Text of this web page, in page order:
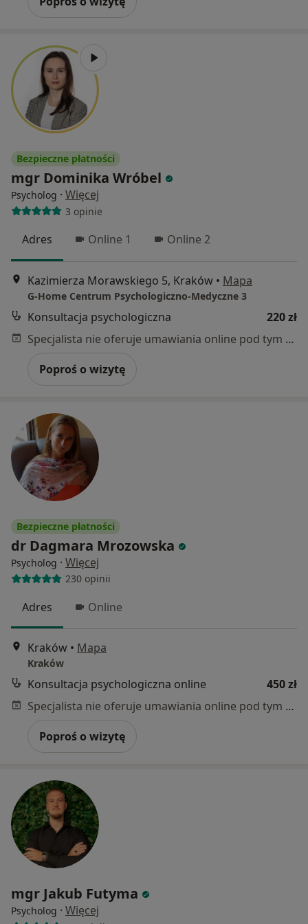
Bezpieczne płatności
mgr Dominika Wróbel
Psycholog · Więcej
3 opinie
Adres Online 1 Online 2
Kazimierza Morawskiego 5, Kraków • Mapa
G-Home Centrum Psychologiczno-Medyczne 3
Konsultacja psychologiczna
220 zł
Specjalista nie oferuje umawiania online pod tym adresem.
Poproś o wizytę
Bezpieczne płatności
dr Dagmara Mrozowska
Psycholog · Więcej
230 opinii
Adres Online
Kraków • Mapa
Kraków
Konsultacja psychologiczna online
450 zł
Specjalista nie oferuje umawiania online pod tym adresem.
Poproś o wizytę
mgr Jakub Futyma
Psycholog · Więcej